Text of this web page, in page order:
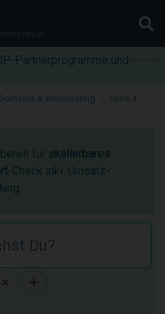
Partnerprogramme und
Domains & Webhosting
für skalierbares
-Check inkl. Umsatz-